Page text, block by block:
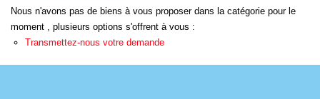
Qui Sommes Nous
Notre Équipe
Créer une alerte
Nous n'avons pas de biens à vous proposer dans la catégorie pour le
moment , plusieurs options s'offrent à vous :
Transmettez-nous votre demande